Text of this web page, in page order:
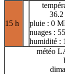
15 h
36.2
pluie : 0
nuages :
humidité :
météo